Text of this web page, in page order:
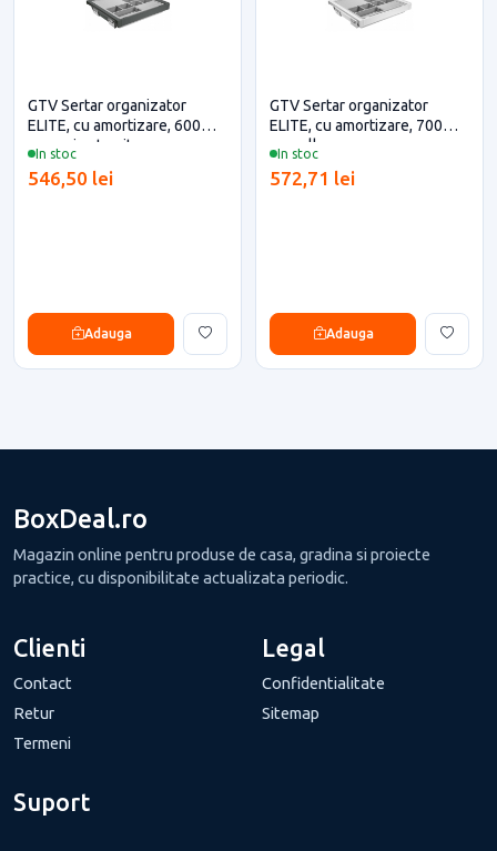
In stoc
GTV Sertar organizator
ELITE, cu amortizare, 600
mm, gri antracit
546,50 lei
Adauga
In stoc
GTV Sertar organizator
ELITE, cu amortizare, 700
mm, alb
572,71 lei
Adauga
BoxDeal.ro
Magazin online pentru produse de casa, gradina si proiecte
practice, cu disponibilitate actualizata periodic.
Clienti
Contact
Retur
Termeni
Legal
Confidentialitate
Sitemap
Suport